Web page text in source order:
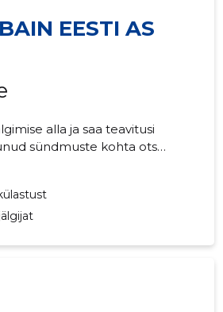
EESTI AS
alla ja saa teavitusi
sündmuste kohta otse